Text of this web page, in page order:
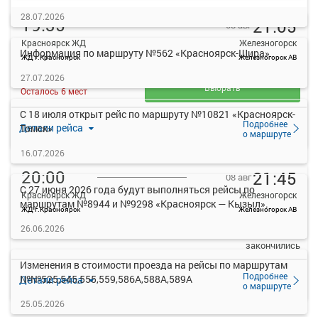
19:35
Красноярск ЖД
ЖД г.Красноярск
08 авг21:05
Железногорск
Железногорск АВ
Детали рейса
Подробнее
о маршруте
215 руб.
Осталось 6 мест
Выбрать
20:00
Красноярск ЖД
ЖД г.Красноярск
08 авг21:45
Железногорск
Железногорск АВ
Детали рейса
Подробнее
о маршруте
204.3
закончились
28.07.2026
Информация по маршруту №562 «Красноярск-Шира»
27.07.2026
С 18 июля открыт рейс по маршруту №10821 «Красноярск-
Томск»
16.07.2026
С 27 июня 2026 года будут выполняться рейсы по
маршрутам №8944 и №9298 «Красноярск — Кызыл».
26.06.2026
Изменения в стоимости проезда на рейсы по маршрутам
№№525,545,555,559,586А,588А,589А
25.05.2026